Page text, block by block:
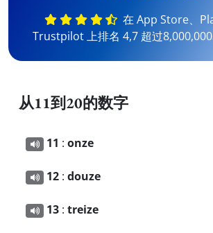
在 App Store、
Trustpilot 上排名 4,7 超过8,000,000
从11到20的数字
11 : onze
12 : douze
13 : treize